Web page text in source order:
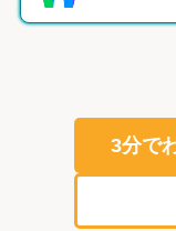
3分で